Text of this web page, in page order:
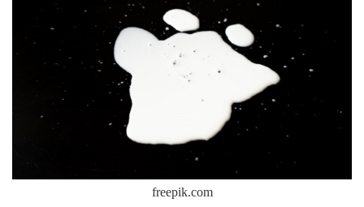
freepik.com